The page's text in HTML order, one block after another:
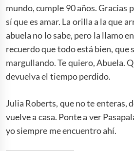
mundo, cumple 90 años. Gracias
sí que es amar. La orilla a la que
abuela no lo sabe, pero la llamo
recuerdo que todo está bien, que
margullando. Te quiero, Abuela.
devuelva el tiempo perdido.
Julia Roberts, que no te enteras,
vuelve a casa. Ponte a ver
yo siempre me encuentro ahí.